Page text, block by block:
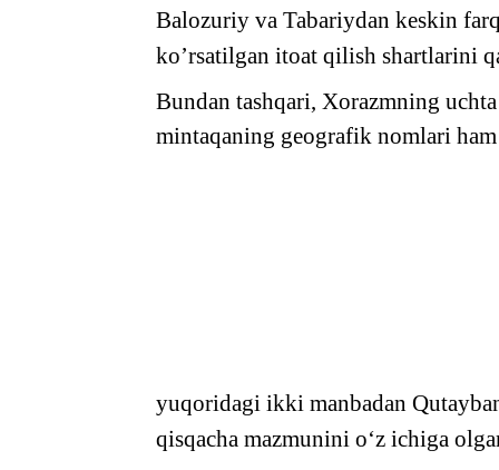
Balozuriy va Tabariydan keskin
ko’rsatilgan itoat qilish shartlarini
Bundan tashqari, Xorazmning
mintaqaning geografik nomlari
yuqoridagi ikki manbadan
qisqacha mazmunini o‘z ichiga